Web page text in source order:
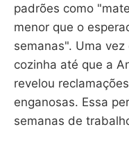
padrões como
menor que o
semanas". Uma
cozinha até que a
revelou
enganosas. Essa
semanas de